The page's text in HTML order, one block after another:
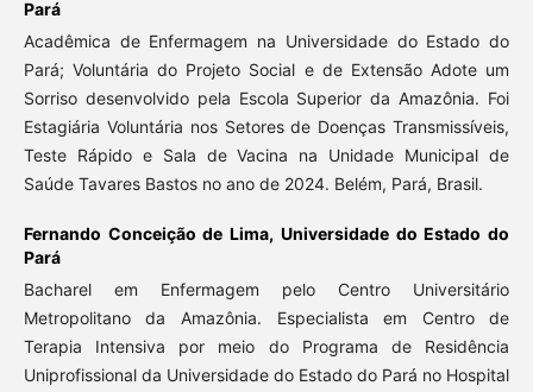
Pará
Acadêmica de Enfermagem na Universidade do Estado do
Pará; Voluntária do Projeto Social e de Extensão Adote um
Sorriso desenvolvido pela Escola Superior da Amazônia. Foi
Estagiária Voluntária nos Setores de Doenças Transmissíveis,
Teste Rápido e Sala de Vacina na Unidade Municipal de
Saúde Tavares Bastos no ano de 2024. Belém, Pará, Brasil.
Fernando Conceição de Lima, Universidade do Estado do
Pará
Bacharel em Enfermagem pelo Centro Universitário
Metropolitano da Amazônia. Especialista em Centro de
Terapia Intensiva por meio do Programa de Residência
Uniprofissional da Universidade do Estado do Pará no Hospital